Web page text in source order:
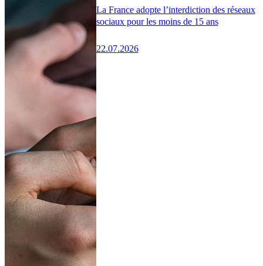
La France adopte l’interdiction des réseaux
sociaux pour les moins de 15 ans
22.07.2026